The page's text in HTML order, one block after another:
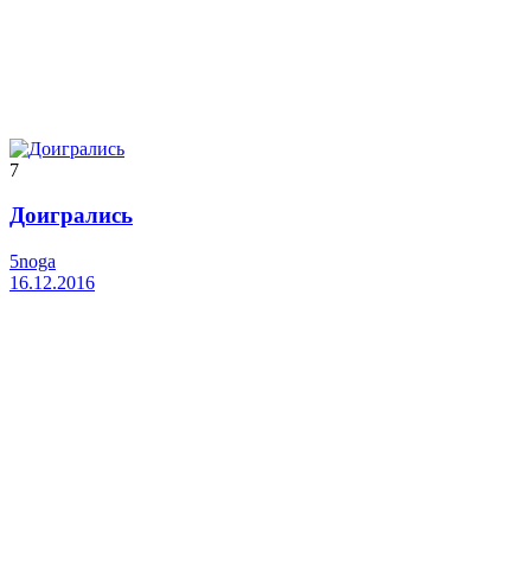
7
Доигрались
5noga
16.12.2016